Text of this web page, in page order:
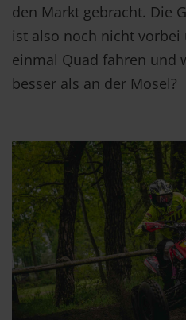
den Markt gebracht. Die
ist also noch nicht
einmal Quad fahren und
besser als an der Mosel?